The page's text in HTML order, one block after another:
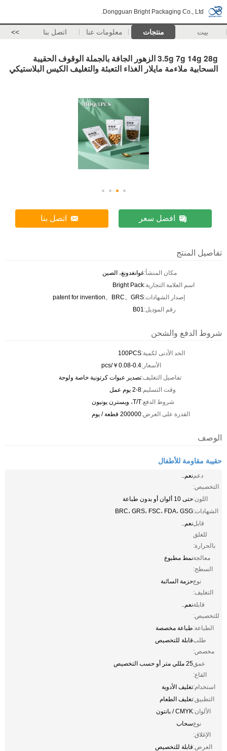
Dongguan Bright Packaging Co., Ltd.
بيت منتجات معلومات عنا اتصل بنا >>
3.5g 7g 14g 28g الزهور الجافة بالجملة الوقوف الحقيبة
السحابية ملاءمة مايلار الغذاء التعبئة والتغليف الكيس البلاستيكي
افضل سعر اتصل بنا
تفاصيل المنتج
مكان المنشأ:غوانغدونغ، الصين
اسم العلامة التجارية:Bright Pack
إصدار الشهادات:patent for invention、BRC、GRS
رقم الموديل:B01
شروط الدفع والشحن
الحد الأدنى لكمية:100PCS
الأسعار:￥0.08-0.4/pcs
تفاصيل التغليف:تصدير عبوات كرتونية خاصة ولوحة
وقت التسليم:2-8 يوم عمل
شروط الدفع:T/T، ويسترن يونيون
القدرة على العرض:200000 قطعة / يوم
الوصف
حقيبة مقاومة للأطفال
دعم
التخصيص:
نعم..
اللون:حتى 10 ألوان أو بدون طباعة
الشهادات:BRC، GRS، FSC، FDA، GSG
قابل
للغلق
بالحرارة:
نعم..
معالجة
السطح:
نمط مطبوع
نوع
التغليف:
حزمة السائبة
قابلة
للتخصيص:
نعم..
الطباعة:طباعة مخصصة
طلب
مخصص:
قابلة للتخصيص
عمق
القاع:
25 مللي متر أو حسب التخصيص
استخدام:تغليف الأدوية
التطبيق:تغليف الطعام
الألوان:CMYK / بانتون
نوع
الإغلاق:
سحاب
العرض:قابلة للتخصيص